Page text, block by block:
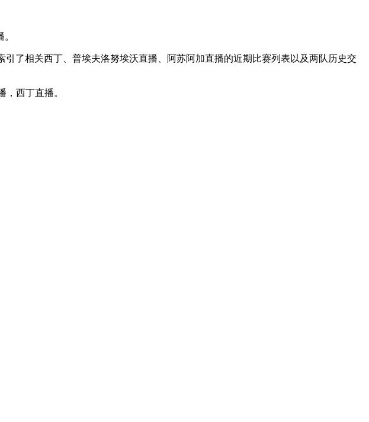
了相关西丁、普埃夫洛努埃沃直播、阿苏阿加直播的近期比赛列表以及两队历史交
西丁直播。